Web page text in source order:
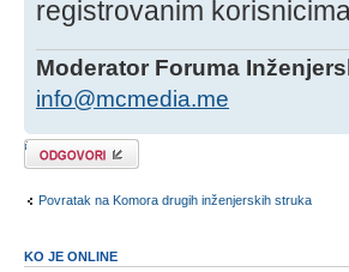
registrovanim
Moderator Foruma
info@mcmedia.me
Odgovori
Povratak na Komora drugih inženjerskih struka
KO JE ONLINE